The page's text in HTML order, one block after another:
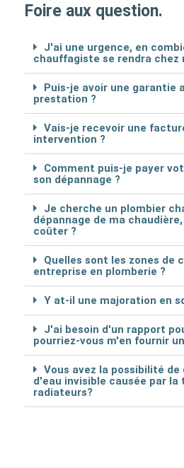
Foire aux question.
J'ai une urgence, en
chauffagiste se rendra chez
Puis-je avoir une garantie
prestation ?
Vais-je recevoir une
intervention ?
Comment puis-je payer
son dépannage ?
Je cherche un plombier
dépannage de ma
coûter ?
Quelles sont les zones de
entreprise en plomberie ?
Y at-il une majoration en
J'ai besoin d'un rapport
pourriez-vous m'en fournir
Vous avez la possibilité
d'eau invisible causée par la
radiateurs?